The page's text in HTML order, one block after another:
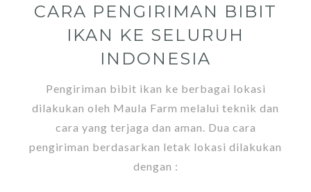
CARA PENGIRIMAN BIBIT
IKAN KE SELURUH
INDONESIA
Pengiriman bibit ikan ke berbagai lokasi
dilakukan oleh Maula Farm melalui teknik dan
cara yang terjaga dan aman. Dua cara
pengiriman berdasarkan letak lokasi dilakukan
dengan :